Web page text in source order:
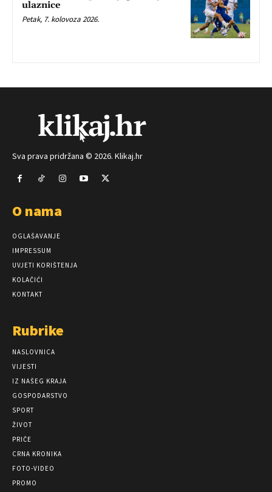
ulaznice
Petak, 7. kolovoza 2026.
Sva prava pridržana © 2026. Klikaj.hr
O nama
OGLAŠAVANJE
IMPRESSUM
UVJETI KORIŠTENJA
KOLAČIĆI
KONTAKT
Rubrike
NASLOVNICA
VIJESTI
IZ NAŠEG KRAJA
GOSPODARSTVO
SPORT
ŽIVOT
PRIČE
CRNA KRONIKA
FOTO-VIDEO
PROMO